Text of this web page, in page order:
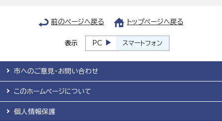
前のページへ戻る トップページへ戻る
表示 PC スマートフォン
市へのご意見・お問い合わせ
このホームページについて
個人情報保護